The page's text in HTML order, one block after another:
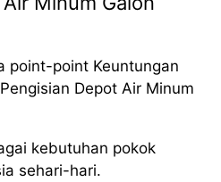
point-point Keuntungan
Depot Air Minum
kebutuhan pokok
sehari-hari.